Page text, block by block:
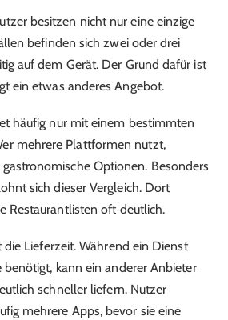
besitzen nicht nur eine einzige
befinden sich zwei oder drei
auf dem Gerät. Der Grund dafür ist
ein etwas anderes Angebot.
häufig nur mit einem bestimmten
mehrere Plattformen nutzt,
Optionen. Besonders
sich dieser Vergleich. Dort
Restaurantlisten oft deutlich.
die Lieferzeit. Während ein Dienst
kann ein anderer Anbieter
schneller liefern. Nutzer
mehrere Apps, bevor sie eine